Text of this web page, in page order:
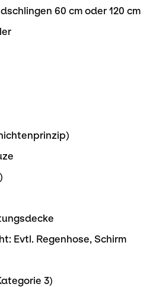
60 cm oder 120 cm
Evtl. Regenhose, Schirm
3)